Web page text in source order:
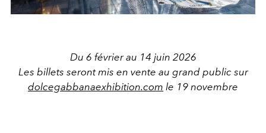
Du 6 février au 14 juin 2026
Les billets seront mis en vente au grand public sur
dolcegabbanaexhibition.com le 19 novembre